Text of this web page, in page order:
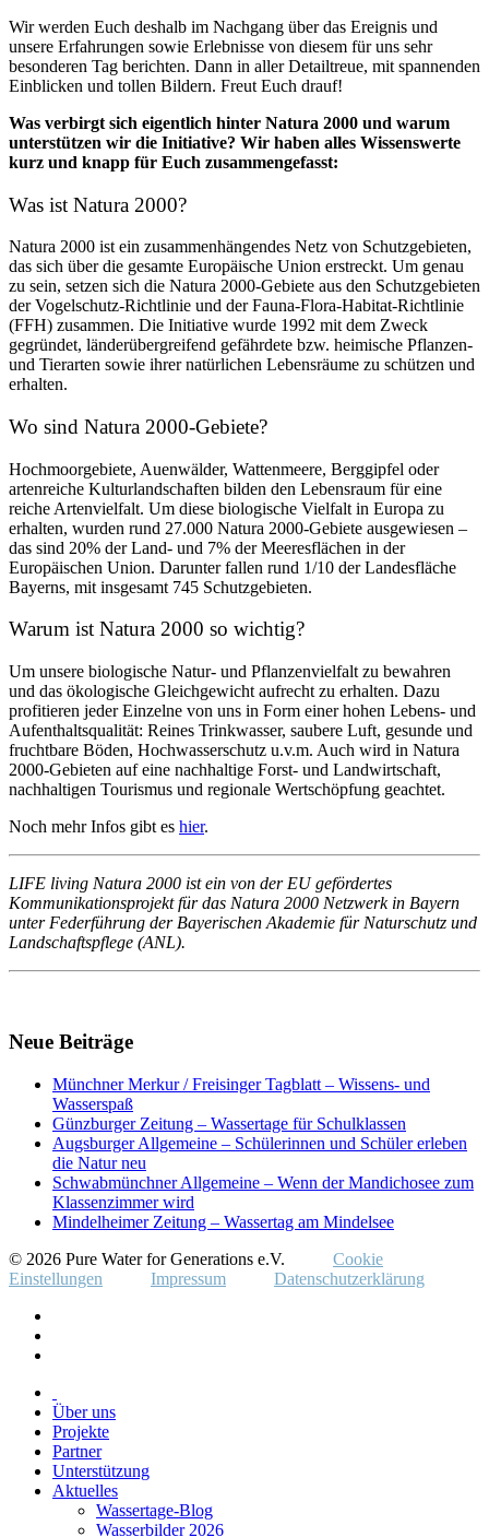
Wir werden Euch deshalb im Nachgang über das Ereignis und
unsere Erfahrungen sowie Erlebnisse von diesem für uns sehr
besonderen Tag berichten. Dann in aller Detailtreue, mit spannenden
Einblicken und tollen Bildern. Freut Euch drauf!
Was verbirgt sich eigentlich hinter Natura 2000 und warum
unterstützen wir die Initiative? Wir haben alles Wissenswerte
kurz und knapp für Euch zusammengefasst:
Was ist Natura 2000?
Natura 2000 ist ein zusammenhängendes Netz von Schutzgebieten,
das sich über die gesamte Europäische Union erstreckt. Um genau
zu sein, setzen sich die Natura 2000-Gebiete aus den Schutzgebieten
der Vogelschutz-Richtlinie und der Fauna-Flora-Habitat-Richtlinie
(FFH) zusammen. Die Initiative wurde 1992 mit dem Zweck
gegründet, länderübergreifend gefährdete bzw. heimische Pflanzen-
und Tierarten sowie ihrer natürlichen Lebensräume zu schützen und
erhalten.
Wo sind Natura 2000-Gebiete?
Hochmoorgebiete, Auenwälder, Wattenmeere, Berggipfel oder
artenreiche Kulturlandschaften bilden den Lebensraum für eine
reiche Artenvielfalt. Um diese biologische Vielfalt in Europa zu
erhalten, wurden rund 27.000 Natura 2000-Gebiete ausgewiesen –
das sind 20% der Land- und 7% der Meeresflächen in der
Europäischen Union. Darunter fallen rund 1/10 der Landesfläche
Bayerns, mit insgesamt 745 Schutzgebieten.
Warum ist Natura 2000 so wichtig?
Um unsere biologische Natur- und Pflanzenvielfalt zu bewahren
und das ökologische Gleichgewicht aufrecht zu erhalten. Dazu
profitieren jeder Einzelne von uns in Form einer hohen Lebens- und
Aufenthaltsqualität: Reines Trinkwasser, saubere Luft, gesunde und
fruchtbare Böden, Hochwasserschutz u.v.m. Auch wird in Natura
2000-Gebieten auf eine nachhaltige Forst- und Landwirtschaft,
nachhaltigen Tourismus und regionale Wertschöpfung geachtet.
Noch mehr Infos gibt es hier.
LIFE living Natura 2000 ist ein von der EU gefördertes
Kommunikationsprojekt für das Natura 2000 Netzwerk in Bayern
unter Federführung der Bayerischen Akademie für Naturschutz und
Landschaftspflege (ANL).
Neue Beiträge
Münchner Merkur / Freisinger Tagblatt – Wissens- und
Wasserspaß
Günzburger Zeitung – Wassertage für Schulklassen
Augsburger Allgemeine – Schülerinnen und Schüler erleben
die Natur neu
Schwabmünchner Allgemeine – Wenn der Mandichosee zum
Klassenzimmer wird
Mindelheimer Zeitung – Wassertag am Mindelsee
© 2026 Pure Water for Generations e.V.
Cookie
Einstellungen
Impressum Datenschutzerklärung
Über uns
Projekte
Partner
Unterstützung
Aktuelles
Wassertage-Blog
Wasserbilder 2026